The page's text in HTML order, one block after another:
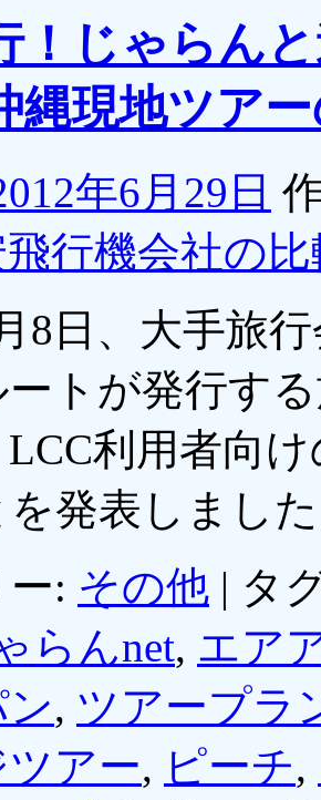
！じゃらん
縄現地ツア
年6月29日
行機会社の
8日、大手旅
トが発行す
利用者向
を発表しまし
: その他 | タ
らんnet, エア
, ツアープラ
アー, ピーチ,